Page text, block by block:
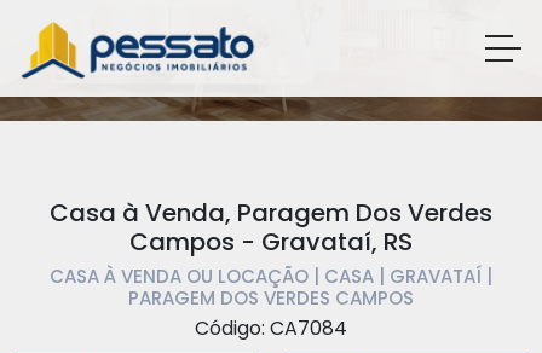
Casa à Venda, Paragem Dos Verdes
Campos - Gravataí, RS
CASA À VENDA OU LOCAÇÃO | CASA | GRAVATAÍ |
PARAGEM DOS VERDES CAMPOS
Código: CA7084